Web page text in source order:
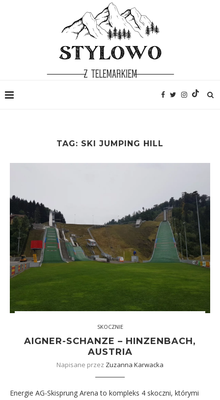
TAG: SKI JUMPING HILL
SKOCZNIE
AIGNER-SCHANZE – HINZENBACH,
AUSTRIA
Napisane przez Zuzanna Karwacka
Energie AG-Skisprung Arena to kompleks 4 skoczni, którymi